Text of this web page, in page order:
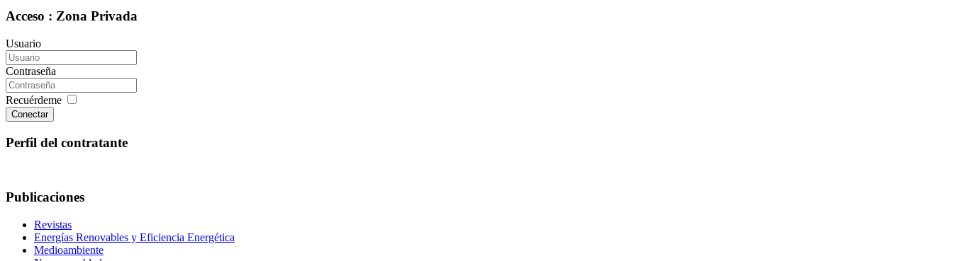
Acceso : Zona Privada
Usuario
Contraseña
Recuérdeme
Conectar
Perfil del contratante
Publicaciones
Revistas
Energías Renovables y Eficiencia Energética
Medioambiente